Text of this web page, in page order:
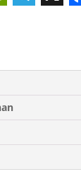
l
g
r
a
m
c
k